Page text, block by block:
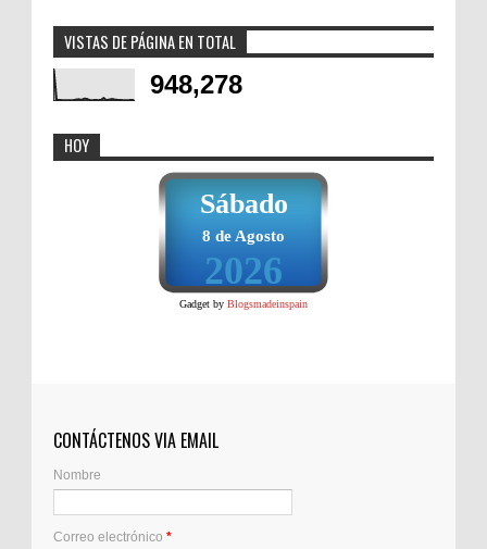
VISTAS DE PÁGINA EN TOTAL
948,278
HOY
Sábado
8 de Agosto
2026
Gadget by Blogsmadeinspain
CONTÁCTENOS VIA EMAIL
Nombre
Correo electrónico *